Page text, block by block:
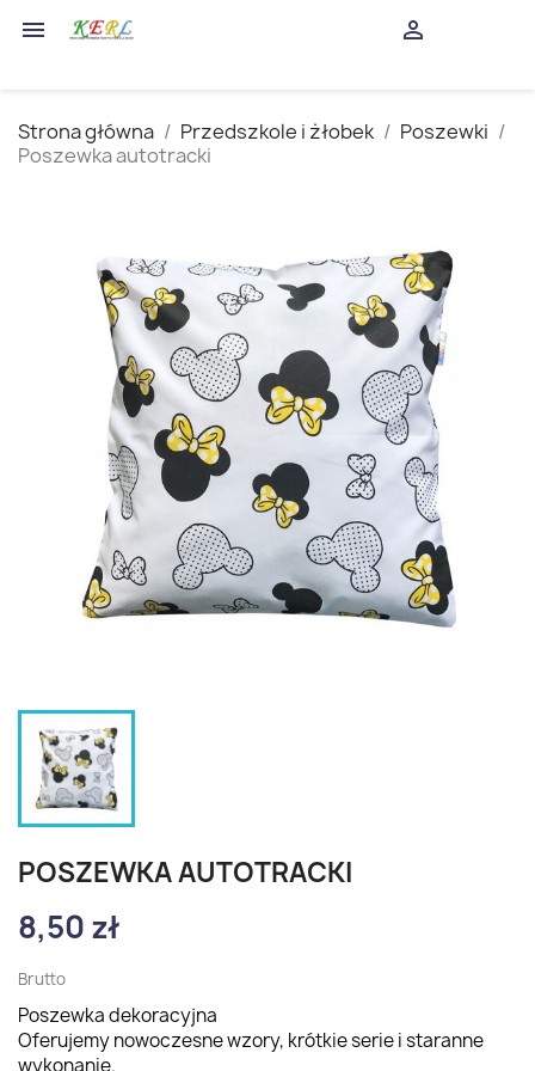
 
Strona główna Przedszkole i żłobek
Poszewki
Poszewka autotracki
POSZEWKA AUTOTRACKI
8,50 zł
Brutto
Poszewka dekoracyjna
Oferujemy nowoczesne wzory, krótkie serie i staranne
wykonanie.